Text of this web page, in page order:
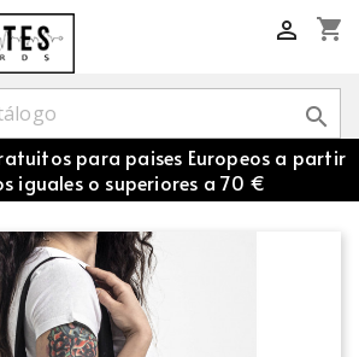
shopping_cart


para paises Europeos a partir
iguales o superiores a 70 €